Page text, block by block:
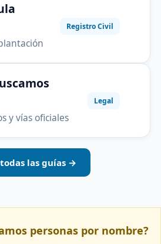
Registro Civil
y vías oficiales
Legal
las guías →
personas por nombre?